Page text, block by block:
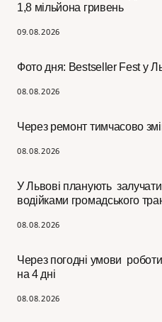
1,8 мільйона гривень
09.08.2026
Фото дня: Bestseller Fest у
08.08.2026
Через ремонт тимчасово
08.08.2026
У Львові планують
водійками громадського
08.08.2026
Через погодні умови
на 4 дні
08.08.2026